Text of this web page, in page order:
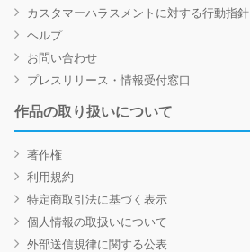
カスタマーハラスメントに対する行動指針
ヘルプ
お問い合わせ
プレスリリース・情報受付窓口
作品の取り扱いについて
著作権
利用規約
特定商取引法に基づく表示
個人情報の取扱いについて
外部送信規律に関する公表